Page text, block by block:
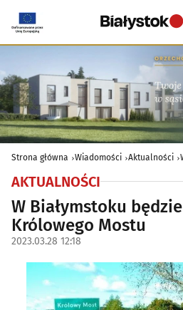
Strona główna Wiadomości Aktualności
AKTUALNOŚCI
W Białymstoku
Królowego Mostu
2023.03.28 12:18